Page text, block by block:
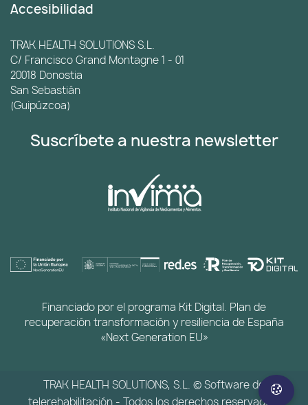
Accesibilidad
TRAK HEALTH SOLUTIONS S.L.
C/ Francisco Grand Montagne 1 - 01
20018 Donostia
San Sebastián
(Guipúzcoa)
Suscríbete a nuestra newsletter
Financiado por el programa Kit Digital. Plan de
recuperación transformación y resiliencia de España
«Next Generation EU»
TRAK HEALTH SOLUTIONS, S.L. © Software de
telerehabilitación - Todos los derechos reservados.